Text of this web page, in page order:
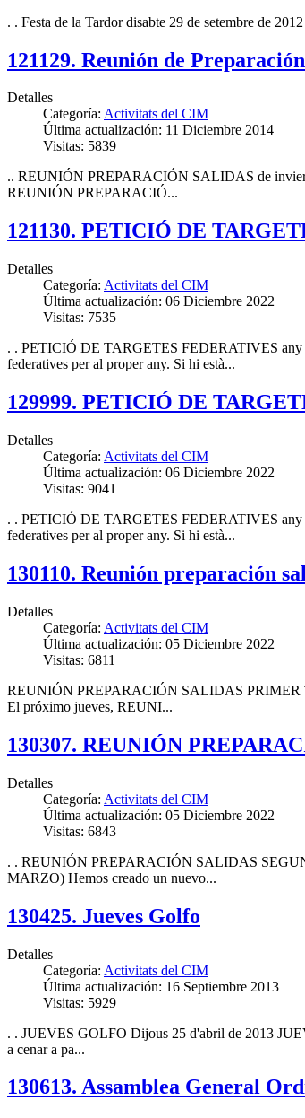
. . Festa de la Tardor disabte 29 de setembre de
121129. Reunión de
Detalles
Categoría: Activitats del CIM
Última actualización: 11 Diciembre 2014
Visitas: 5839
.. REUNIÓN PREPARACIÓN SALIDAS de
REUNIÓN PREPARACIÓ...
121130. PETICIÓ DE
Detalles
Categoría: Activitats del CIM
Última actualización: 06 Diciembre 2022
Visitas: 7535
. . PETICIÓ DE TARGETES FEDERATIVES
federatives per al proper any. Si hi està...
129999. PETICIÓ DE
Detalles
Categoría: Activitats del CIM
Última actualización: 06 Diciembre 2022
Visitas: 9041
. . PETICIÓ DE TARGETES FEDERATIVES
federatives per al proper any. Si hi està...
130110. Reunión preparación
Detalles
Categoría: Activitats del CIM
Última actualización: 05 Diciembre 2022
Visitas: 6811
REUNIÓN PREPARACIÓN SALIDAS PRIMER
El próximo jueves, REUNI...
130307. REUNIÓN
Detalles
Categoría: Activitats del CIM
Última actualización: 05 Diciembre 2022
Visitas: 6843
. . REUNIÓN PREPARACIÓN SALIDAS
MARZO) Hemos creado un nuevo...
130425. Jueves Golfo
Detalles
Categoría: Activitats del CIM
Última actualización: 16 Septiembre 2013
Visitas: 5929
. . JUEVES GOLFO Dijous 25 d'abril de 2013
a cenar a pa...
130613. Assamblea General